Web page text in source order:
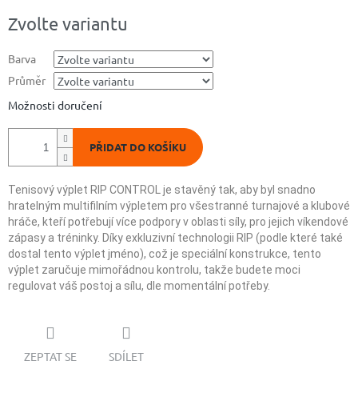
cena:
Zvolte variantu
Barva
Průměr
Možnosti doručení
PŘIDAT DO KOŠÍKU
Tenisový výplet RIP CONTROL je stavěný tak, aby byl snadno
hratelným multifilním výpletem pro všestranné turnajové a klubové
hráče, kteří potřebují více podpory v oblasti síly, pro jejich víkendové
zápasy a tréninky. Díky exkluzivní technologii RIP (podle které také
dostal tento výplet jméno), což je speciální konstrukce, tento
výplet zaručuje mimořádnou kontrolu, takže budete moci
regulovat váš postoj a sílu, dle momentální potřeby.
ZEPTAT SE SDÍLET